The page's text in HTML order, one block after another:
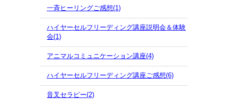
一斉ヒーリングご感想(1)
ハイヤーセルフリーディング講座説明会＆体験
会(1)
アニマルコミュニケーション講座(4)
ハイヤーセルフリーディング講座ご感想(6)
音叉セラピー(2)